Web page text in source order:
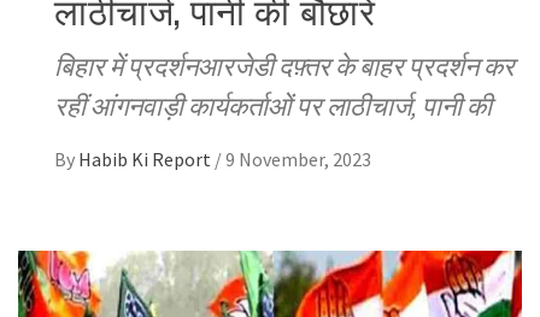
बिहार में प्रदर्शनआरजेडी दफ़्तर के बाहर प्रदर्शन कर
रहीं आंगनवाड़ी कार्यकर्ताओं पर लाठीचार्ज, पानी की
By Habib Ki Report /9 November, 2023